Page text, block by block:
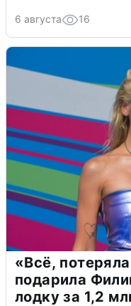
6 августа 16
«Всё,
подарила
лодку за 1,2